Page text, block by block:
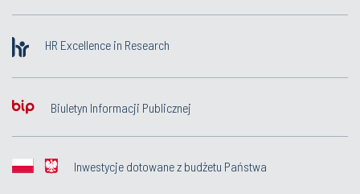
HR Excellence in Research
Biuletyn Informacji Publicznej
Inwestycje dotowane z budżetu Państwa